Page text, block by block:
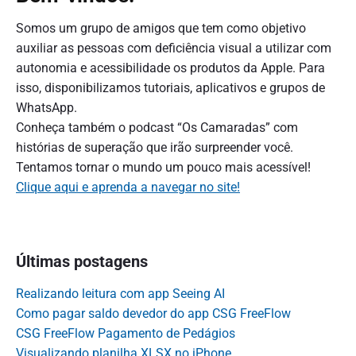
Somos um grupo de amigos que tem como objetivo
auxiliar as pessoas com deficiência visual a utilizar com
autonomia e acessibilidade os produtos da Apple. Para
isso, disponibilizamos tutoriais, aplicativos e grupos de
WhatsApp.
Conheça também o podcast “Os Camaradas” com
histórias de superação que irão surpreender você.
Tentamos tornar o mundo um pouco mais acessível!
Clique aqui e aprenda a navegar no site!
Últimas postagens
Realizando leitura com app Seeing AI
Como pagar saldo devedor do app CSG FreeFlow
CSG FreeFlow Pagamento de Pedágios